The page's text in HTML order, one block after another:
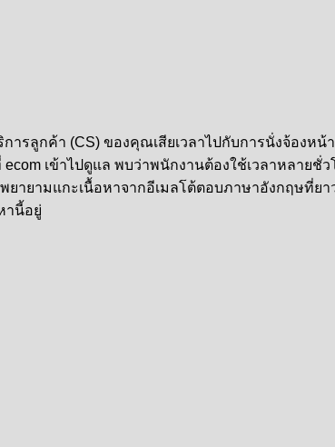
รลูกค้า (CS) ของคุณเสียเวลาไปกับการนั่งจ้องหน้
เข้าไปดูแล พบว่าพนักงานต้องใช้เวลาหลายชั่
ยายามแกะเนื้อหาจากอีเมลโต้ตอบภาษาอังกฤษที่ยา
านี้อยู่